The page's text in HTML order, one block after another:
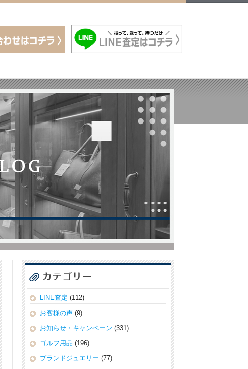
LINE査定 (112)
お客様の声 (9)
お知らせ・キャンペーン (331)
ゴルフ用品 (196)
ブランドジュエリー (77)